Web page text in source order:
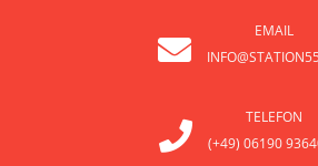
EMAIL
TELEFON
(+49) 06190